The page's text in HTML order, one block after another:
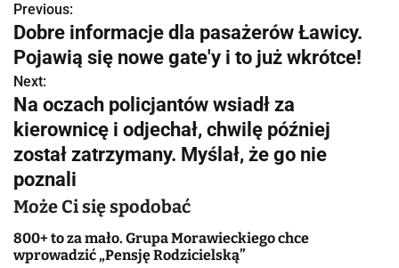
N
a
w
i
g
a
c
j
Previous:
Dobre informacje dla pasażerów Ławicy.
Pojawią się nowe gate'y i to już wkrótce!
Next:
Na oczach policjantów wsiadł za
kierownicę i odjechał, chwilę później
został zatrzymany. Myślał, że go nie
poznali
Może Ci się spodobać
800+ to za mało. Grupa Morawieckiego chce
wprowadzić „Pensję Rodzicielską”